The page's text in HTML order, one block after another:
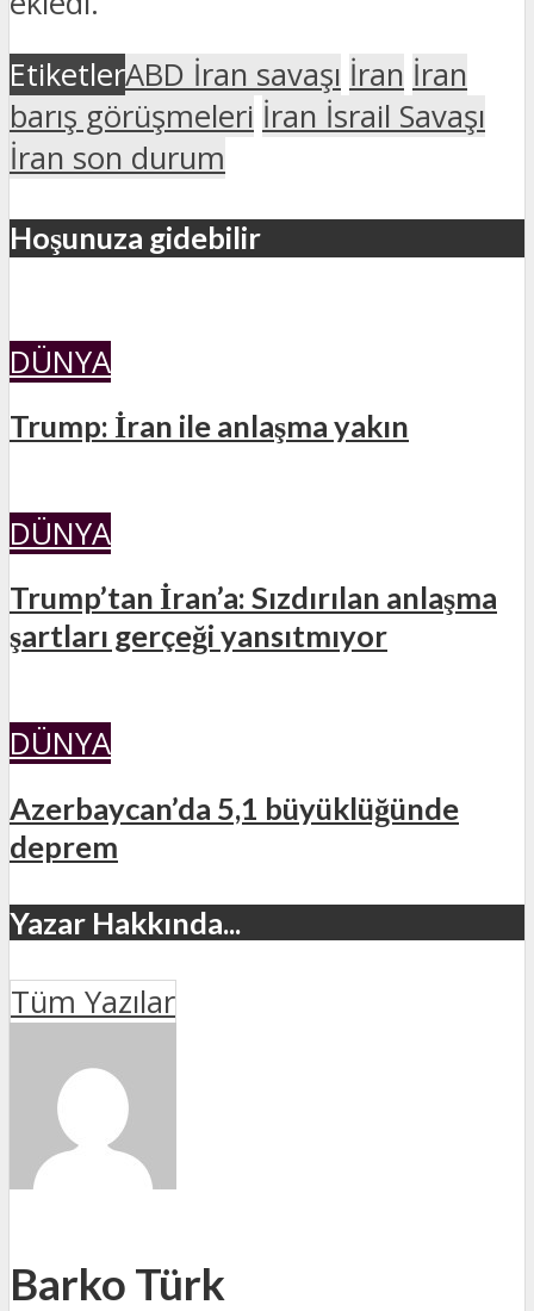
EtiketlerABD İran savaşı İran İran
barış görüşmeleri İran İsrail Savaşı
İran son durum
Hoşunuza gidebilir
DÜNYA
Trump: İran ile anlaşma yakın
DÜNYA
Trump’tan İran’a: Sızdırılan anlaşma
şartları gerçeği yansıtmıyor
DÜNYA
Azerbaycan’da 5,1 büyüklüğünde
deprem
Yazar Hakkında...
Tüm Yazılar
Barko Türk